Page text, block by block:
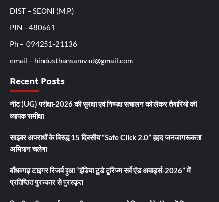
DIST – SEONI (M.P.)
PIN – 480661
Ph – 094251-21136
email – hindusthansamvad@gmail.com
Recent Posts
नीट (UG) परीक्षा-2026 की सुरक्षा एवं निष्पक्ष संचालन को लेकर तैयारियों की
व्यापक समीक्षा
साइबर अपराधों के विरुद्ध 15 दिवसीय “Safe Click 2.0” वृहद जनजागरूकता
अभियान चलेगा
बाँधवगढ़ टाइगर रिजर्व हुआ “इंडिया टुडे टूरिज्म सर्वे एंड अवार्ड्स-2026” में
प्रतिष्ठित पुरस्कार से पुरस्कृत